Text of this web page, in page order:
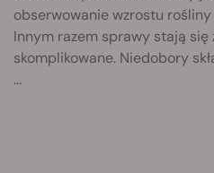
obserwowanie wzrostu
Innym razem sprawy stają się
skomplikowane. Niedobory
...